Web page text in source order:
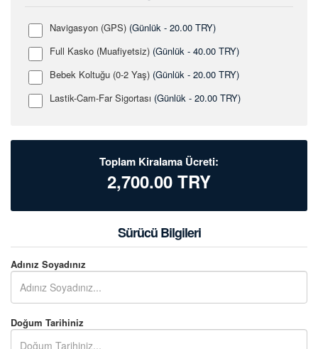
Navigasyon (GPS) (Günlük - 20.00 TRY)
Full Kasko (Muafiyetsiz) (Günlük - 40.00 TRY)
Bebek Koltuğu (0-2 Yaş) (Günlük - 20.00 TRY)
Lastik-Cam-Far Sigortası (Günlük - 20.00 TRY)
Toplam Kiralama Ücreti:
2,700.00 TRY
Sürücü Bilgileri
Adınız Soyadınız
Doğum Tarihiniz